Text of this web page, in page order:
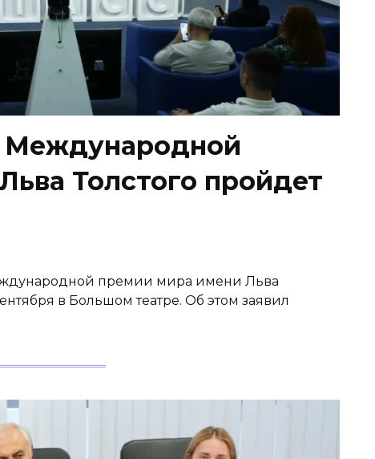
Международной
Толстого пройдет
премии мира имени Льва
в Большом театре. Об этом заявил